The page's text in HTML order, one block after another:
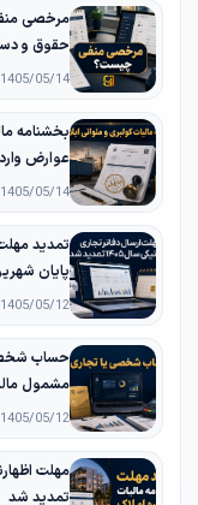
مرخصی
حقوق و
1405/05/14 16:16
بخشنامه
عوارض
1405/05/14 16:08
پایان
1405/05/12 10:59
حساب
مشمول
1405/05/12 10:45
تمدید شد